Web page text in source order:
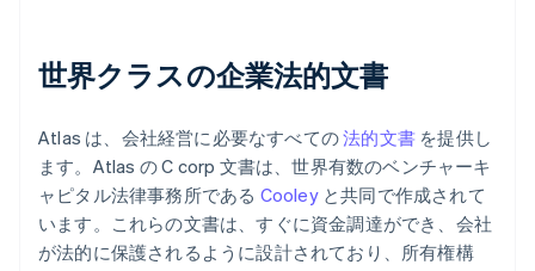
世界クラスの企業法的文書
Atlas は、会社経営に必要なすべての法的文書 を提供し
ます。Atlas の C corp 文書は、世界有数のベンチャーキ
ャピタル法律事務所である Cooleyと共同で作成されて
います。これらの文書は、すぐに資金調達ができ、会社
が法的に保護されるように設計されており、所有権構